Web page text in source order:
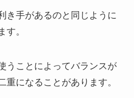
き手があるのと同じように
す。
うことによってバランスが
重になることがあります。